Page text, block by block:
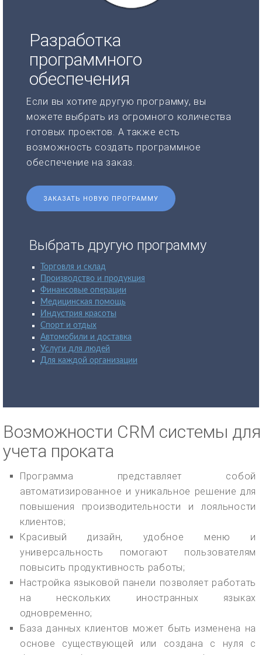
Разработка
программного
обеспечения
Если вы хотите другую программу, вы
можете выбрать из огромного количества
готовых проектов. А также есть
возможность создать программное
обеспечение на заказ.
ЗАКАЗАТЬ НОВУЮ ПРОГРАММУ
Выбрать другую программу
Торговля и склад
Производство и продукция
Финансовые операции
Медицинская помощь
Индустрия красоты
Спорт и отдых
Автомобили и доставка
Услуги для людей
Для каждой организации
Возможности CRM системы для
учета проката
Программа представляет собой
автоматизированное и уникальное решение для
повышения производительности и лояльности
клиентов;
Красивый дизайн, удобное меню и
универсальность помогают пользователям
повысить продуктивность работы;
Настройка языковой панели позволяет работать
на нескольких иностранных языках
одновременно;
База данных клиентов может быть изменена на
основе существующей или создана с нуля с